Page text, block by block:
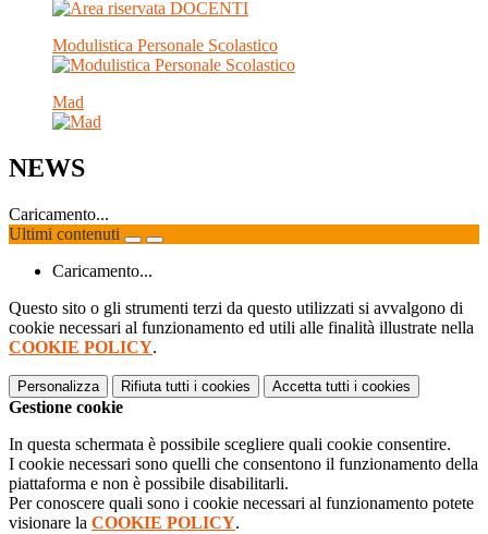
Modulistica Personale Scolastico
Mad
NEWS
Caricamento...
Ultimi contenuti
Caricamento...
Questo sito o gli strumenti terzi da questo utilizzati si avvalgono di
cookie necessari al funzionamento ed utili alle finalità illustrate nella
COOKIE POLICY.
Personalizza Rifiuta tutti i cookies Accetta tutti i cookies
Gestione cookie
In questa schermata è possibile scegliere quali cookie consentire.
I cookie necessari sono quelli che consentono il funzionamento della
piattaforma e non è possibile disabilitarli.
Per conoscere quali sono i cookie necessari al funzionamento potete
visionare la COOKIE POLICY.